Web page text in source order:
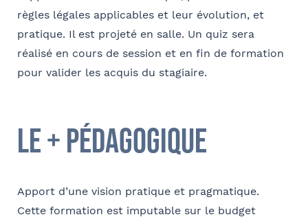
règles légales applicables et leur évolution, et
pratique. Il est projeté en salle. Un quiz sera
réalisé en cours de session et en fin de formation
pour valider les acquis du stagiaire.
le + pédagogique
Apport d’une vision pratique et pragmatique.
Cette formation est imputable sur le budget